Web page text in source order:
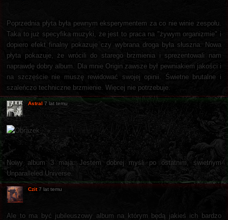
Poprzednia płyta była pewnym eksperymentem za co nie winie zespołu.
Taka to już specyfika muzyki, że jest to praca na "żywym organizmie" i
dopiero efekt finalny pokazuje czy wybrana droga była słuszna. Nowa
płyta pokazuje, że wrócili do starego brzmienia i sprezentowali nam
naprawdę dobry album. Dla mnie Origin zawsze był pewniakiem jakości i
na szczęście nie muszę rewidować swojej opinii. Świetne brutalne i
szaleńczo techniczne brzmienie. Więcej nie potrzebuje.
Astral 7 lat temu
Nowy album 3 maja. Jestem dobrej myśli po ostatnim, świetnym
Unparalleled Universe.
Czit 7 lat temu
Ale to ma być jubileuszowy album na którym będą jakieś ich bardzo